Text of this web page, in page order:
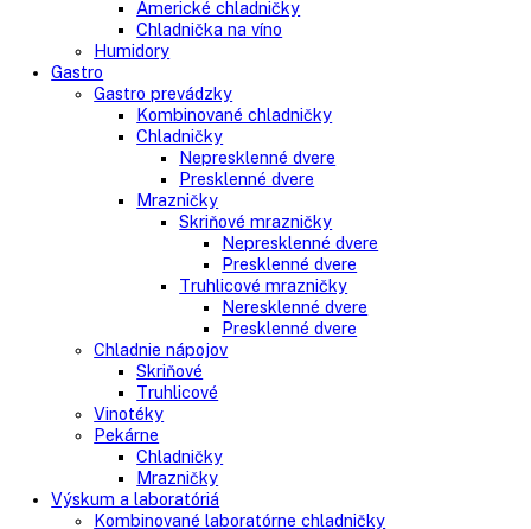
Skriňové mrazničky
Truhlicové mrazničky
Klasické chladničky
Stolové chladničky
Americké chladničky
Chladnička na víno
Humidory
Gastro prevádzky
Kombinované chladničky
Chladničky
Nepresklenné dvere
Presklenné dvere
Mrazničky
Skriňové mrazničky
Truhlicové mrazničky
Chladnie nápojov